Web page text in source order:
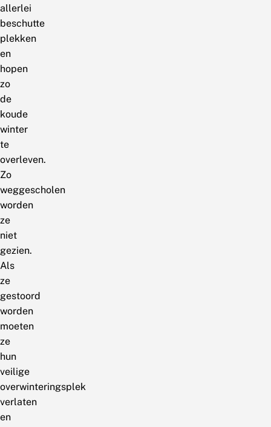
allerlei
beschutte
plekken
en
hopen
zo
de
koude
winter
te
overleven.
Zo
weggescholen
worden
ze
niet
gezien.
Als
ze
gestoord
worden
moeten
ze
hun
veilige
overwinteringsplek
verlaten
en